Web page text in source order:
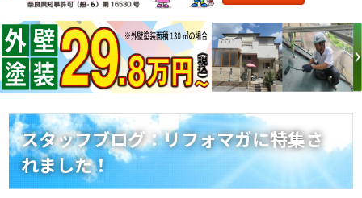
地域の事例がいっぱい
ヨネヤの施工実績
Home お客様の声
スタッフ紹介 よくあるご質問
スタッフブログ 屋根リフォームについて
スタッフブログ：リフォマガに特集さ
れました！